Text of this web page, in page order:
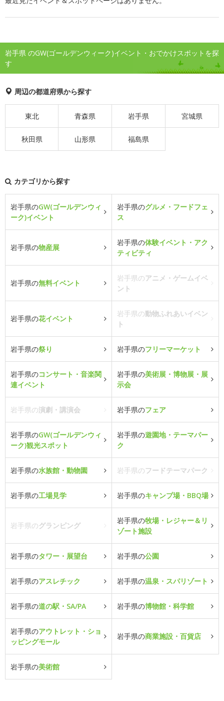
岩手県 のGW(ゴールデンウィーク)イベント・おでかけスポットを探
す
周辺の都道府県から探す
東北 青森県 岩手県 宮城県
秋田県 山形県 福島県
カテゴリから探す
岩手県のGW(ゴールデンウィ
ーク)イベント
岩手県のグルメ・フードフェ
ス
岩手県の物産展
岩手県の体験イベント・アク
ティビティ
岩手県の無料イベント
岩手県のアニメ・ゲームイベ
ント
岩手県の花イベント
岩手県の動物ふれあいイベン
ト
岩手県の祭り 岩手県のフリーマーケット
岩手県のコンサート・音楽関
連イベント
岩手県の美術展・博物展・展
示会
岩手県の演劇・講演会 岩手県のフェア
岩手県のGW(ゴールデンウィ
ーク)観光スポット
岩手県の遊園地・テーマパー
ク
岩手県の水族館・動物園 岩手県のフードテーマパーク
岩手県の工場見学 岩手県のキャンプ場・BBQ場
岩手県のグランピング
岩手県の牧場・レジャー＆リ
ゾート施設
岩手県のタワー・展望台 岩手県の公園
岩手県のアスレチック 岩手県の温泉・スパリゾート
岩手県の道の駅・SA/PA 岩手県の博物館・科学館
岩手県のアウトレット・ショ
ッピングモール
岩手県の商業施設・百貨店
岩手県の美術館